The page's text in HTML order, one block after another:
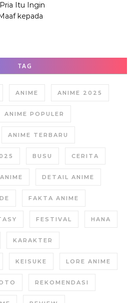
Itu Ingin
kepada
TAG
ANIME ANIME 2025
ANIME POPULER
ANIME TERBARU
BUSU CERITA
DETAIL ANIME
FAKTA ANIME
FESTIVAL HANA
KARAKTER
KEISUKE LORE ANIME
REKOMENDASI